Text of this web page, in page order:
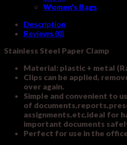
Women's Bags
Description
Reviews (0)
Stainless Steel Paper Clamp
Material: plastic + metal
Clips can be applied,
over again.
Simple and convenient to
of
assignments,etc,ideal for
important documents
Perfect for use in the